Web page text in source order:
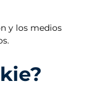
y los medios